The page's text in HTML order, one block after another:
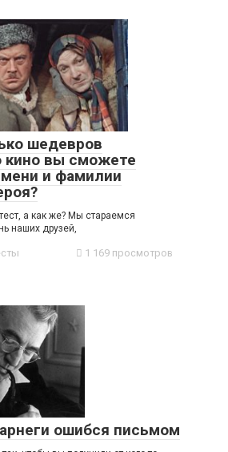
шедевров
кино вы сможете
и фамилии
а как же? Мы стараемся
наших друзей,
1 169 просмотров
ошибся письмом